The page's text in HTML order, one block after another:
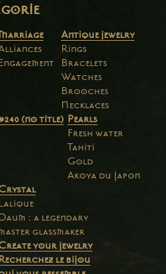
Marriage
Engagement
Antique jewelry
Rings
Bracelets
Watches
Brooches
Necklaces
(no title) Pearls
Fresh water
Tahiti
Gold
Akoya du Japon
Lalique
Daum : a legendary
glassmaker
your jewelry
Recherchez le bijou